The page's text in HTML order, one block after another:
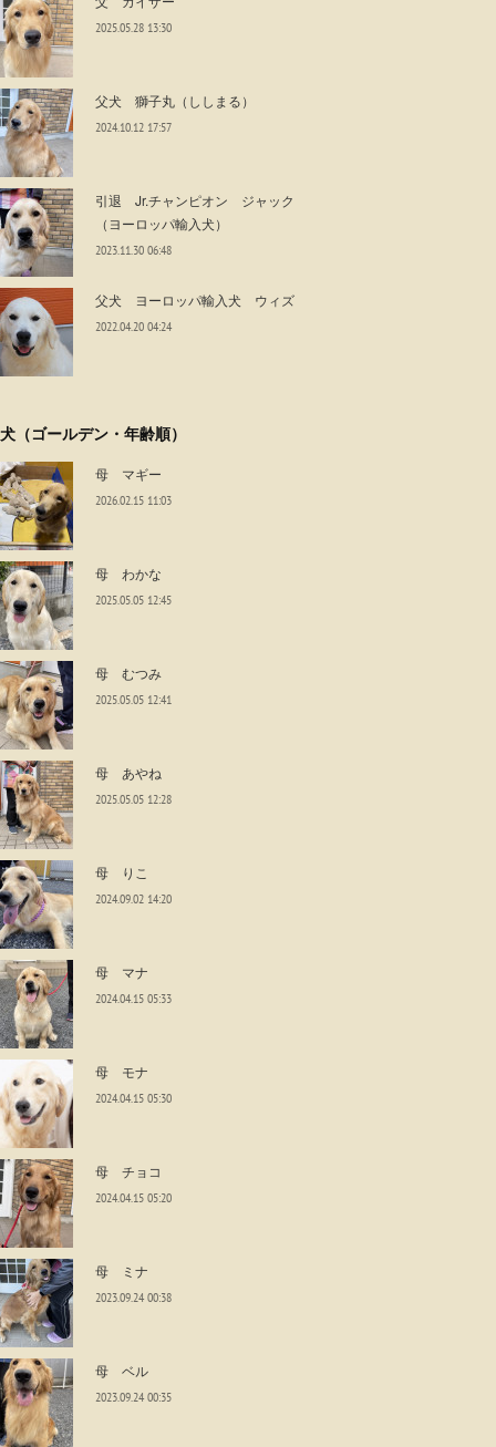
2025.05.28 13:30
父犬 獅子丸（ししまる）
2024.10.12 17:57
引退 Jr.チャンピオン ジャック
（ヨーロッパ輸入犬）
2023.11.30 06:48
父犬 ヨーロッパ輸入犬 ウィズ
2022.04.20 04:24
（ゴールデン・年齢順）
母 マギー
2026.02.15 11:03
母 わかな
2025.05.05 12:45
母 むつみ
2025.05.05 12:41
母 あやね
2025.05.05 12:28
母 りこ
2024.09.02 14:20
母 マナ
2024.04.15 05:33
母 モナ
2024.04.15 05:30
母 チョコ
2024.04.15 05:20
母 ミナ
2023.09.24 00:38
母 ベル
2023.09.24 00:35